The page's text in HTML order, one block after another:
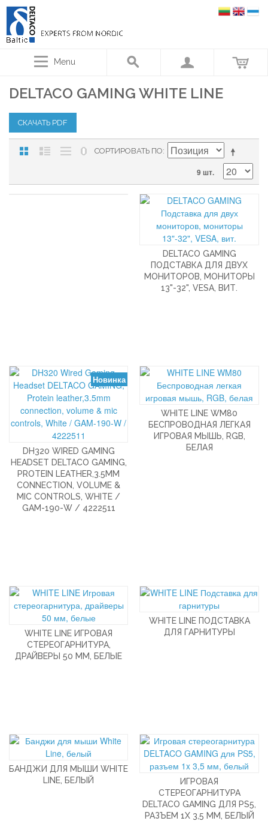
Menu
DELTACO GAMING WHITE LINE
СКАЧАТЬ PDF
СОРТИРОВАТЬ ПО
9 шт.
DELTACO GAMING
ПОДСТАВКА ДЛЯ ДВУХ
МОНИТОРОВ, МОНИТОРЫ
13"-32", VESA, ВИТ.
Новинка
DH320 WIRED GAMING
HEADSET DELTACO GAMING,
PROTEIN LEATHER,3.5MM
CONNECTION, VOLUME &
MIC CONTROLS, WHITE /
GAM-190-W / 4222511
WHITE LINE WM80
БЕСПРОВОДНАЯ ЛЕГКАЯ
ИГРОВАЯ МЫШЬ, RGB,
БЕЛАЯ
WHITE LINE ИГРОВАЯ
СТЕРЕОГАРНИТУРА,
ДРАЙВЕРЫ 50 ММ, БЕЛЫЕ
WHITE LINE ПОДСТАВКА
ДЛЯ ГАРНИТУРЫ
БАНДЖИ ДЛЯ МЫШИ WHITE
LINE, БЕЛЫЙ
ИГРОВАЯ
СТЕРЕОГАРНИТУРА
DELTACO GAMING ДЛЯ PS5,
РАЗЪЕМ 1X 3,5 ММ, БЕЛЫЙ